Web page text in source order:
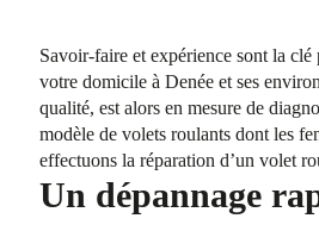
Savoir-faire et expérience sont la
votre domicile à Denée et ses
qualité, est alors en mesure de
modèle de volets roulants dont les
effectuons la réparation d’un volet
Un dépannage